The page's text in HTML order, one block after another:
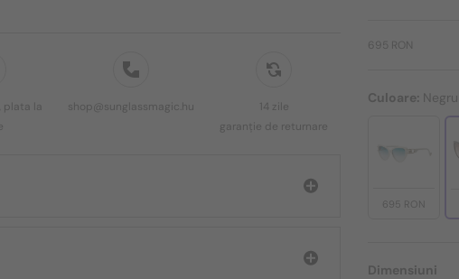
plata la
shop@sunglassmagic.hu
14 zile
garanție de returnare
695 RON
Culoare: Negru
695 RON
Dimensiuni